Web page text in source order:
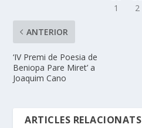
ANTERIOR
‘IV Premi de Poesia de
Beniopa Pare Miret’ a
Joaquim Cano
ARTICLES RELACIONATS